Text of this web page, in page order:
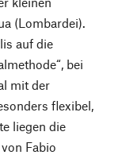
(Lombardei).
auf die
bei
mit der
flexibel,
liegen die
Fabio